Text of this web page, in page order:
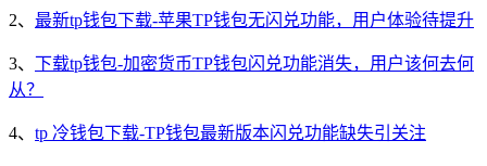
2、 最新tp钱包下载-苹果TP钱包无闪兑功能，用户体验待提升
3、 下载tp钱包-加密货币TP钱包闪兑功能消失，用户该何去何
从？
4、 tp 冷钱包下载-TP钱包最新版本闪兑功能缺失引关注